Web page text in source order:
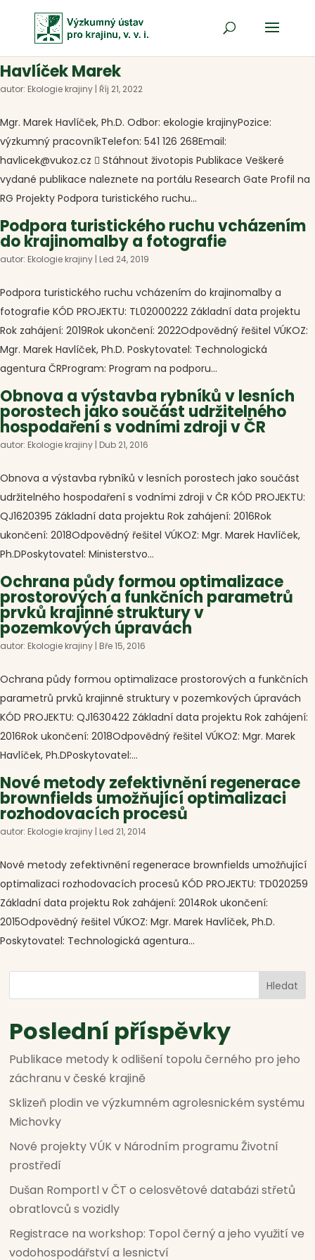
Havlíček Marek
autor: Ekologie krajiny | Říj 21, 2022
Mgr. Marek Havlíček, Ph.D. Odbor: ekologie krajinyPozice:
výzkumný pracovníkTelefon: 541 126 268Email:
havlicek@vukoz.cz  Stáhnout životopis Publikace Veškeré
vydané publikace naleznete na portálu Research Gate Profil na
RG Projekty Podpora turistického ruchu...
Podpora turistického ruchu vcházením
do krajinomalby a fotografie
autor: Ekologie krajiny | Led 24, 2019
Podpora turistického ruchu vcházením do krajinomalby a
fotografie KÓD PROJEKTU: TL02000222 Základní data projektu
Rok zahájení: 2019Rok ukončení: 2022Odpovědný řešitel VÚKOZ:
Mgr. Marek Havlíček, Ph.D. Poskytovatel: Technologická
agentura ČRProgram: Program na podporu...
Obnova a výstavba rybníků v lesních
porostech jako součást udržitelného
hospodaření s vodními zdroji v ČR
autor: Ekologie krajiny | Dub 21, 2016
Obnova a výstavba rybníků v lesních porostech jako součást
udržitelného hospodaření s vodními zdroji v ČR KÓD PROJEKTU:
QJ1620395 Základní data projektu Rok zahájení: 2016Rok
ukončení: 2018Odpovědný řešitel VÚKOZ: Mgr. Marek Havlíček,
Ph.DPoskytovatel: Ministerstvo...
Ochrana půdy formou optimalizace
prostorových a funkčních parametrů
prvků krajinné struktury v
pozemkových úpravách
autor: Ekologie krajiny | Bře 15, 2016
Ochrana půdy formou optimalizace prostorových a funkčních
parametrů prvků krajinné struktury v pozemkových úpravách
KÓD PROJEKTU: QJ1630422 Základní data projektu Rok zahájení:
2016Rok ukončení: 2018Odpovědný řešitel VÚKOZ: Mgr. Marek
Havlíček, Ph.DPoskytovatel:...
Nové metody zefektivnění regenerace
brownfields umožňující optimalizaci
rozhodovacích procesů
autor: Ekologie krajiny | Led 21, 2014
Nové metody zefektivnění regenerace brownfields umožňující
optimalizaci rozhodovacích procesů KÓD PROJEKTU: TD020259
Základní data projektu Rok zahájení: 2014Rok ukončení:
2015Odpovědný řešitel VÚKOZ: Mgr. Marek Havlíček, Ph.D.
Poskytovatel: Technologická agentura...
Hledat
Poslední příspěvky
Publikace metody k odlišení topolu černého pro jeho
záchranu v české krajině
Sklizeň plodin ve výzkumném agrolesnickém systému
Michovky
Nové projekty VÚK v Národním programu Životní
prostředí
Dušan Romportl v ČT o celosvětové databázi střetů
obratlovců s vozidly
Registrace na workshop: Topol černý a jeho využití ve
vodohospodářství a lesnictví